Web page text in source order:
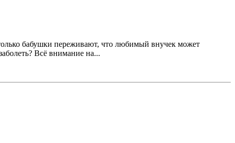
бабушки переживают, что любимый внучек может
Всё внимание на...